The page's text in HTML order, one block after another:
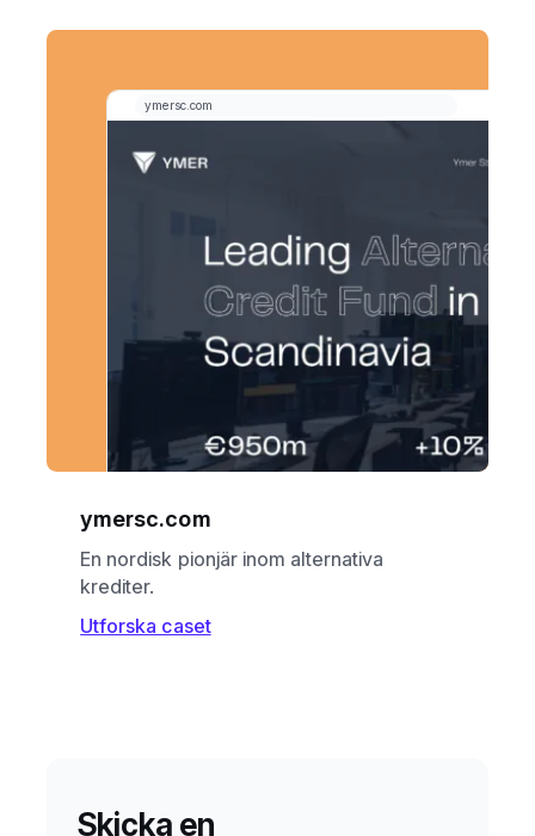
ymersc.com
En nordisk pionjär inom alternativa
krediter.
Utforska caset
Skicka en